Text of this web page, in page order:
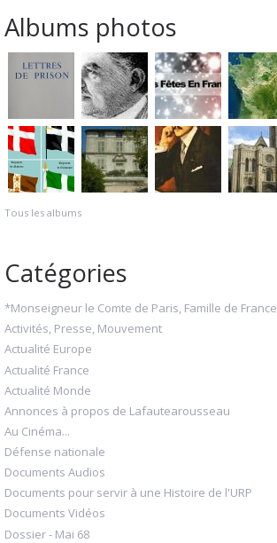
Albums photos
Tous les albums
Catégories
*Monseigneur le Comte de Paris, Famille de France
Activités, Presse, Mouvement
Actualité Europe
Actualité France
Actualité Monde
Annonces à propos de Lafautearousseau
Au Cinéma...
Défense nationale
Documents Audios
Documents pour servir à une Histoire de l'URP
Documents Vidéos
Dossier - Mai 68